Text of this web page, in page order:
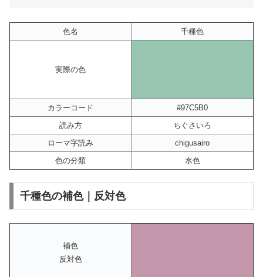
色名 千種色
実際の色
カラーコード
#97C5B0
読み方
ちぐさいろ
ローマ字読み
chigusairo
色の分類
水色
千種色の補色｜反対色
補色
反対色